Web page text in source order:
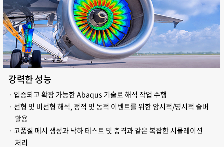
강력한 성능
· 입증되고 확장 가능한 Abaqus 기술로 해석 작업 수행
· 선형 및 비선형 해석, 정적 및 동적 이벤트를 위한 암시적/명시적 솔버
활용
· 고품질 메시 생성과 낙하 테스트 및 충격과 같은 복잡한 시뮬레이션
처리